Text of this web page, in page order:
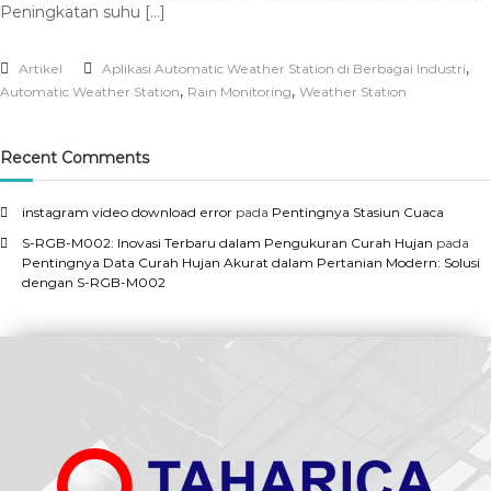
Peningkatan suhu […]
Artikel Aplikasi Automatic Weather Station di Berbagai Industri,
Automatic Weather Station, Rain Monitoring, Weather Station
Recent Comments
instagram video download error pada Pentingnya Stasiun Cuaca
S-RGB-M002: Inovasi Terbaru dalam Pengukuran Curah Hujan pada
Pentingnya Data Curah Hujan Akurat dalam Pertanian Modern: Solusi
dengan S-RGB-M002